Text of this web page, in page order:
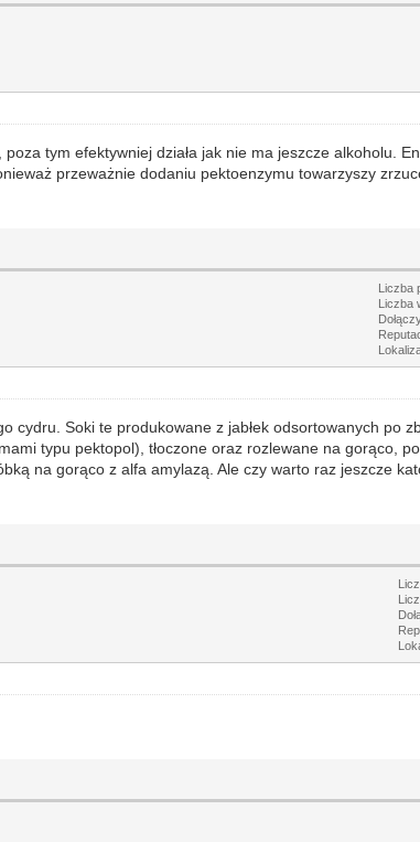
tym efektywniej działa jak nie ma jeszcze alkoholu.
przeważnie dodaniu pektoenzymu towarzyszy
Liczba
Liczba
Soki te produkowane z jabłek odsortowanych po
typu pektopol), tłoczone oraz rozlewane na gorąco,
na gorąco z alfa amylazą. Ale czy warto raz jeszcze